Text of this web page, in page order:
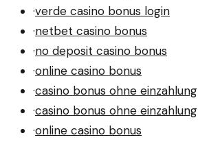
·verde casino bonus login
·netbet casino bonus
·no deposit casino bonus
·online casino bonus
·casino bonus ohne einzahlung
·casino bonus ohne einzahlung
·online casino bonus